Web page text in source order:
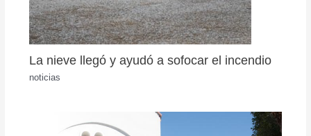
La nieve llegó y ayudó a sofocar el incendio
noticias